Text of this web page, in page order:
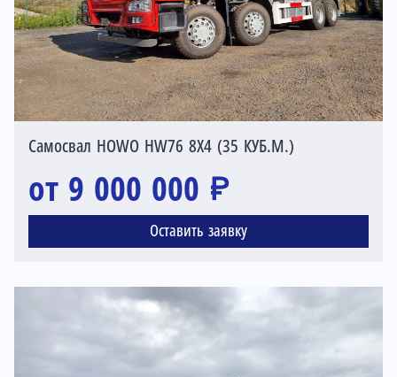
Самосвал HOWO HW76 8X4 (35 КУБ.М.)
от 9 000 000 ₽
Оставить заявку